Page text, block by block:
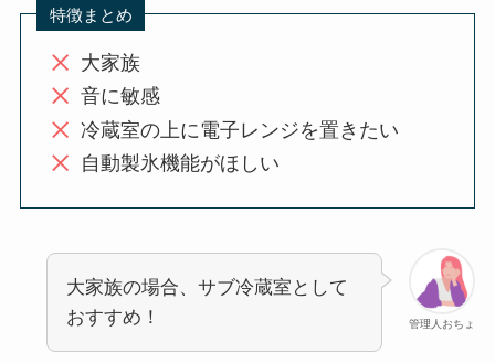
特徴まとめ
大家族
音に敏感
冷蔵室の上に電子レンジを置きたい
自動製氷機能がほしい
管理人おちょ
大家族の場合、サブ冷蔵室として
おすすめ！